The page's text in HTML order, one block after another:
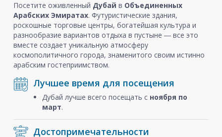
Посетите оживленный Дубай в Объединенных
Арабских Эмиратах. Футуристические здания,
роскошные торговые центры, богатейшая культура и
разнообразие вариантов отдыха в пустыне ― все это
вместе создает уникальную атмосферу
космополитичного города, знаменитого своим истинно
арабским гостеприимством.
Лучшее время для посещения
Дубай лучше всего посещать с ноября по
март.
Достопримечательности